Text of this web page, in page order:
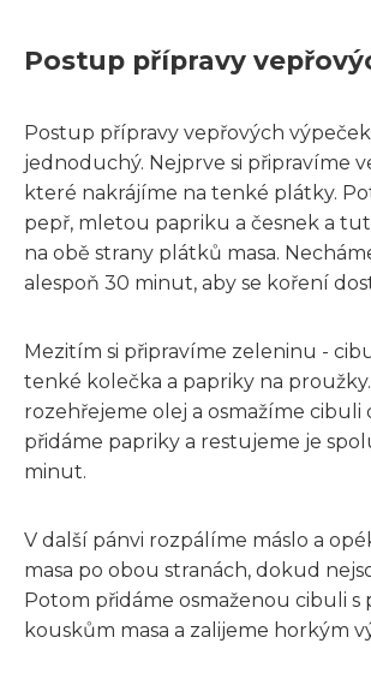
Postup přípravy
Postup přípravy vepřových
jednoduchý. Nejprve si připravíme
které nakrájíme na tenké plátky.
pepř, mletou papriku a česnek a
na obě strany plátků masa.
alespoň 30 minut, aby se koření
Mezitím si připravíme zeleninu -
tenké kolečka a papriky na
rozehřejeme olej a osmažíme cibuli
přidáme papriky a restujeme je
minut.
V další pánvi rozpálíme máslo a
masa po obou stranách, dokud
Potom přidáme osmaženou cibuli s
kouskům masa a zalijeme horkým